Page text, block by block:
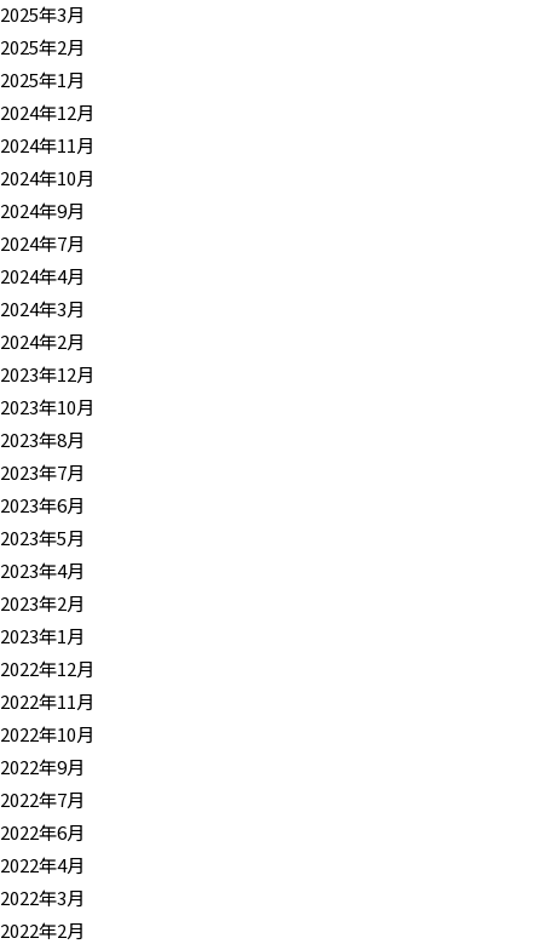
2025年3月
2025年2月
2025年1月
2024年12月
2024年11月
2024年10月
2024年9月
2024年7月
2024年4月
2024年3月
2024年2月
2023年12月
2023年10月
2023年8月
2023年7月
2023年6月
2023年5月
2023年4月
2023年2月
2023年1月
2022年12月
2022年11月
2022年10月
2022年9月
2022年7月
2022年6月
2022年4月
2022年3月
2022年2月